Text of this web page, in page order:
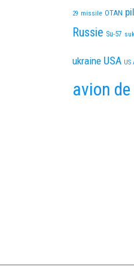
29 missile OTAN
Russie Su-57
ukraine USA US
avion